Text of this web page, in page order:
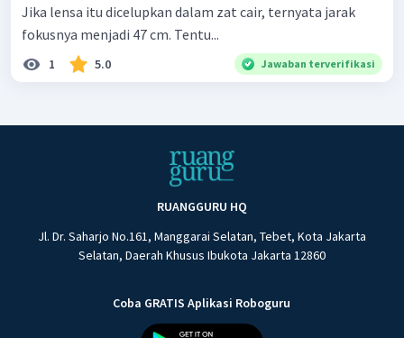
Jika lensa itu dicelupkan dalam zat cair, ternyata jarak
fokusnya menjadi 47 cm. Tentu...
1 5.0 Jawaban terverifikasi
RUANGGURU HQ
Jl. Dr. Saharjo No.161, Manggarai Selatan, Tebet, Kota Jakarta
Selatan, Daerah Khusus Ibukota Jakarta 12860
Coba GRATIS Aplikasi Roboguru